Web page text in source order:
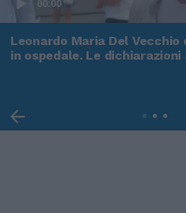
00:00
Leonardo Maria Del
in ospedale. Le